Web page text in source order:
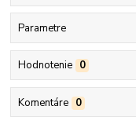
Parametre
Hodnotenie 0
Komentáre 0